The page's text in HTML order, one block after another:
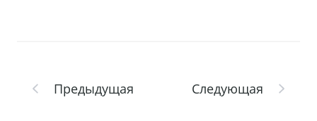
Предыдущая Следующая